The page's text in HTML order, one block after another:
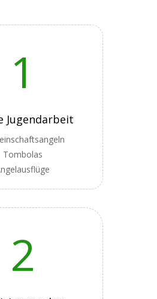
1
Jugendarbeit
Tombolas
2